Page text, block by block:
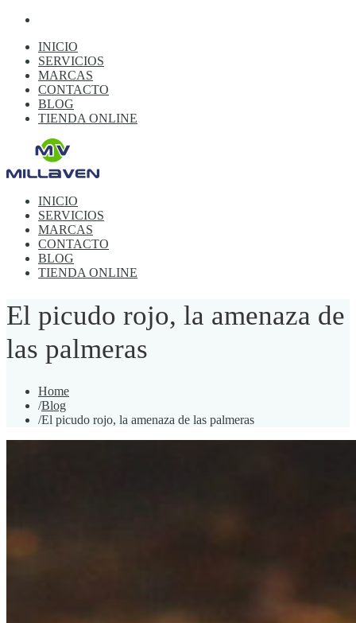
INICIO
SERVICIOS
MARCAS
CONTACTO
BLOG
TIENDA ONLINE
INICIO
SERVICIOS
MARCAS
CONTACTO
BLOG
TIENDA ONLINE
El picudo rojo, la amenaza de
las palmeras
Home
/Blog
/El picudo rojo, la amenaza de las palmeras